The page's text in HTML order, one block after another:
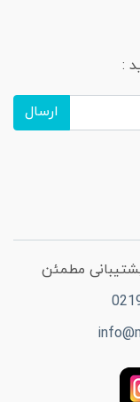
:
ارسال
مطمئن